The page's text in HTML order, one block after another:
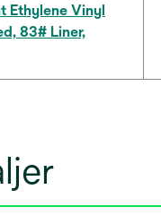
Ethylene Vinyl
83# Liner,